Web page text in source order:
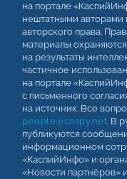
на портале
нештатными авторами
авторского права.
материалы
на результаты
частичное
на портале
с письменного
на источник. Все
people@caspy.net. В
публикуются
информационном
«КаспийИнфо» и
«Новости партнёров»